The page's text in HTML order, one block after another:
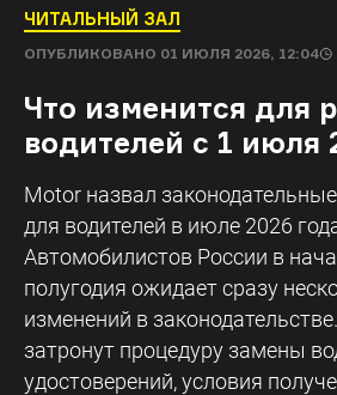
ЧИТАЛЬНЫЙ ЗАЛ
ОПУБЛИКОВАНО 01 ИЮЛЯ 2026, 12:04
Что изменится для
водителей с 1 июля
Motor назвал
для водителей в июле 2026
Автомобилистов России в
полугодия ожидает сразу
изменений в
затронут процедуру замены
удостоверений, условия